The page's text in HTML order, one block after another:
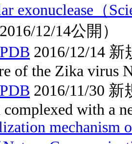
exonuclease（
2016/12/14公開）
2016/12/14
of the Zika virus
2016/11/30
complexed with a
mechanism